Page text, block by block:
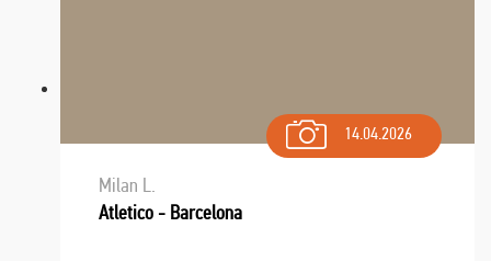
14.04.2026
Milan L.
Atletico - Barcelona